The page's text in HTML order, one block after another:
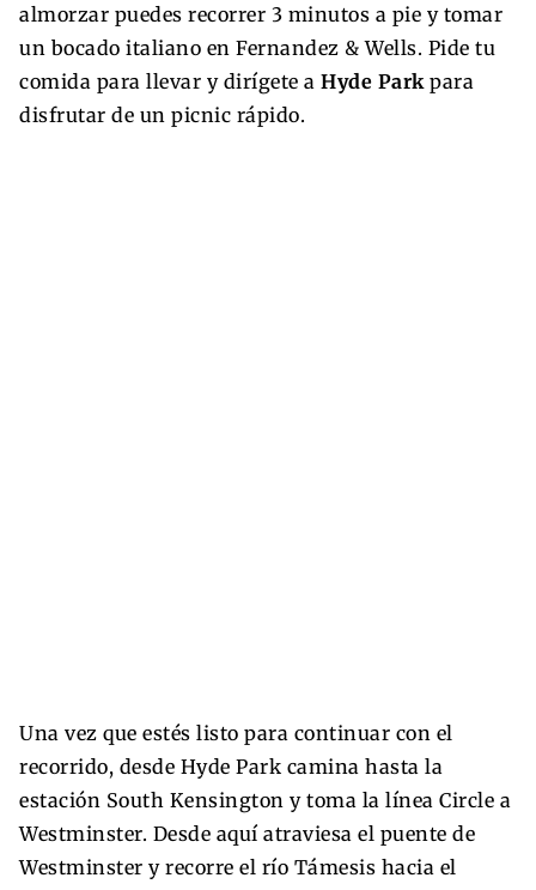
almorzar puedes recorrer 3 minutos a pie y tomar
un bocado italiano en Fernandez & Wells. Pide tu
comida para llevar y dirígete a Hyde Parkpara
disfrutar de un picnic rápido.
Una vez que estés listo para continuar con el
recorrido, desde Hyde Park camina hasta la
estación South Kensington y toma la línea Circle a
Westminster. Desde aquí atraviesa el puente de
Westminster y recorre el río Támesis hacia el